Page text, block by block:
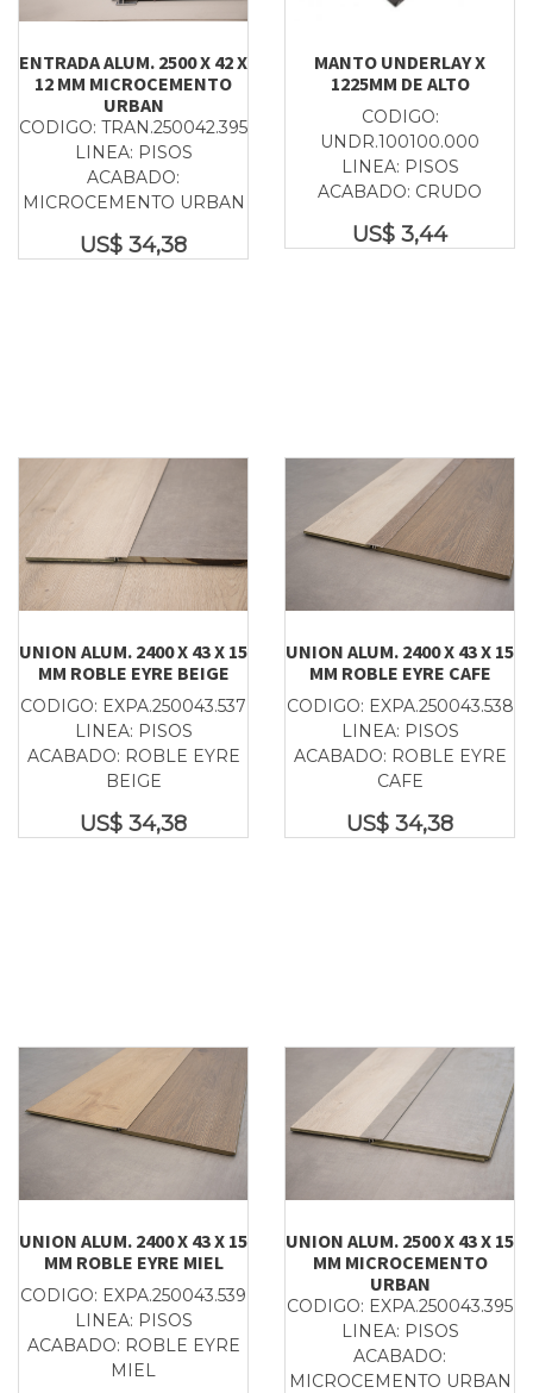
ENTRADA ALUM. 2500 X 42 X
12 MM MICROCEMENTO
URBAN
CODIGO: TRAN.250042.395
LINEA: PISOS
ACABADO:
MICROCEMENTO URBAN
US$ 34,38
MANTO UNDERLAY X
1225MM DE ALTO
CODIGO:
UNDR.100100.000
LINEA: PISOS
ACABADO: CRUDO
US$ 3,44
UNION ALUM. 2400 X 43 X 15
MM ROBLE EYRE BEIGE
CODIGO: EXPA.250043.537
LINEA: PISOS
ACABADO: ROBLE EYRE
BEIGE
US$ 34,38
UNION ALUM. 2400 X 43 X 15
MM ROBLE EYRE CAFE
CODIGO: EXPA.250043.538
LINEA: PISOS
ACABADO: ROBLE EYRE
CAFE
US$ 34,38
UNION ALUM. 2400 X 43 X 15
MM ROBLE EYRE MIEL
CODIGO: EXPA.250043.539
LINEA: PISOS
ACABADO: ROBLE EYRE
MIEL
UNION ALUM. 2500 X 43 X 15
MM MICROCEMENTO
URBAN
CODIGO: EXPA.250043.395
LINEA: PISOS
ACABADO:
MICROCEMENTO URBAN